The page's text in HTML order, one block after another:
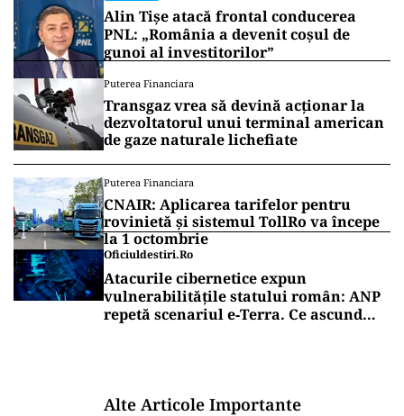
Alin Tișe atacă frontal conducerea
PNL: „România a devenit coșul de
gunoi al investitorilor”
Puterea Financiara
Transgaz vrea să devină acționar la
dezvoltatorul unui terminal american
de gaze naturale lichefiate
Puterea Financiara
CNAIR: Aplicarea tarifelor pentru
rovinietă și sistemul TollRo va începe
la 1 octombrie
Oficiuldestiri.ro
Atacurile cibernetice expun
vulnerabilitățile statului român: ANP
repetă scenariul e‑Terra. Ce ascund
Alte Articole Importante